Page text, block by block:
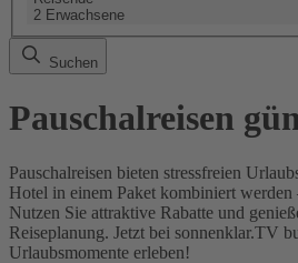
2 Erwachsene
Suchen
Pauschalreisen
Pauschalreisen bieten stressfreien
Hotel in einem Paket kombiniert werden
Nutzen Sie attraktive Rabatte und
Reiseplanung. Jetzt bei sonnenklar.TV
Urlaubsmomente erleben!